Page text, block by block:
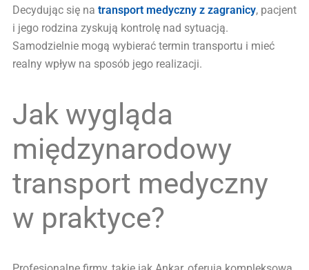
Decydując się na transport medyczny z zagranicy, pacjent
i jego rodzina zyskują kontrolę nad sytuacją.
Samodzielnie mogą wybierać termin transportu i mieć
realny wpływ na sposób jego realizacji.
Jak wygląda
międzynarodowy
transport medyczny
w praktyce?